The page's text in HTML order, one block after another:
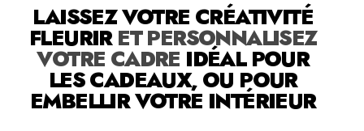
LAISSEZ VOTRE CRÉATIVITÉ
FLEURIRET PERSONNALISEZ
VOTRE CADRE IDÉAL POUR
LES CADEAUX, OU POUR
EMBELLIR VOTRE INTÉRIEUR